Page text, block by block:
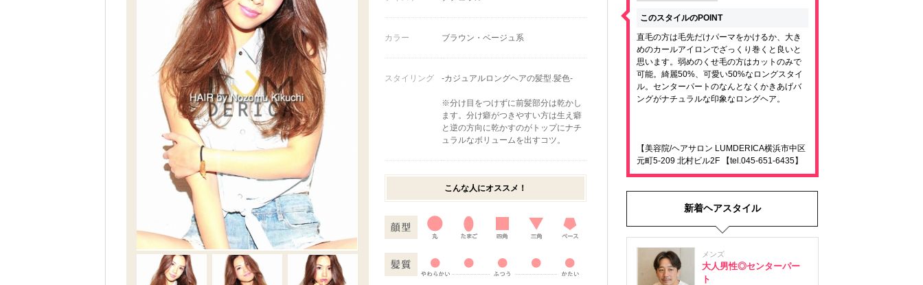
カラー ブラウン・ベージュ系
スタイリング -カジュアルロングヘアの髪型.髪色-
※分け目をつけずに前髪部分は乾かし
ます。分け癖がつきやすい方は生え癖
と逆の方向に乾かすのがトップにナチ
ュラルなボリュームを出すコツ。
こんな人にオススメ！
このスタイルのPOINT
直毛の方は毛先だけパーマをかけるか、大き
めのカールアイロンでざっくり巻くと良いと
思います。弱めのくせ毛の方はカットのみで
可能。綺麗50%、可愛い50%なロングスタイ
ル。センターパートのなんとなくかきあげバ
ングがナチュラルな印象なロングヘア。
【美容院/ヘアサロン LUMDERICA横浜市中区
元町5-209 北村ビル2F 【tel.045-651-6435】
新着ヘアスタイル
メンズ
大人男性◎センターパー
ト